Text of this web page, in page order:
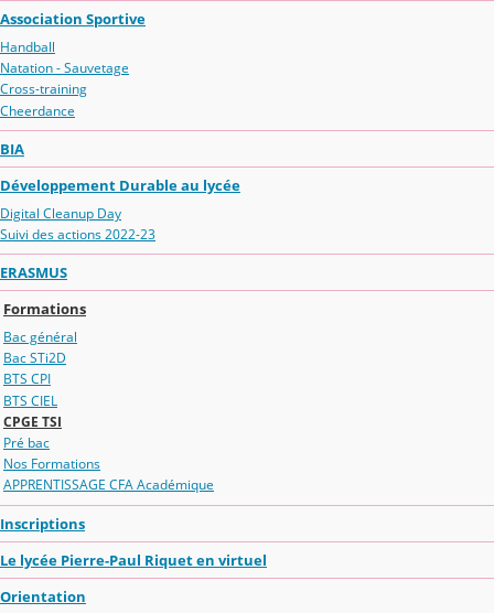
Association Sportive
Handball
Natation - Sauvetage
Cross-training
Cheerdance
BIA
Développement Durable au lycée
Digital Cleanup Day
Suivi des actions 2022-23
ERASMUS
Formations
Bac général
Bac STi2D
BTS CPI
BTS CIEL
CPGE TSI
Pré bac
Nos Formations
APPRENTISSAGE CFA Académique
Inscriptions
Le lycée Pierre-Paul Riquet en virtuel
Orientation